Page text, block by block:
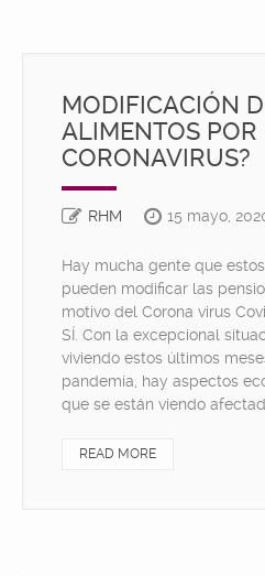
MODIFICACIÓN
ALIMENTOS POR
CORONAVIRUS?
RHM 15 mayo,
Hay mucha gente que
pueden modificar las
motivo del Corona virus
SÍ. Con la excepcional
viviendo estos últimos
pandemia, hay aspectos
que se están viendo
READ MORE